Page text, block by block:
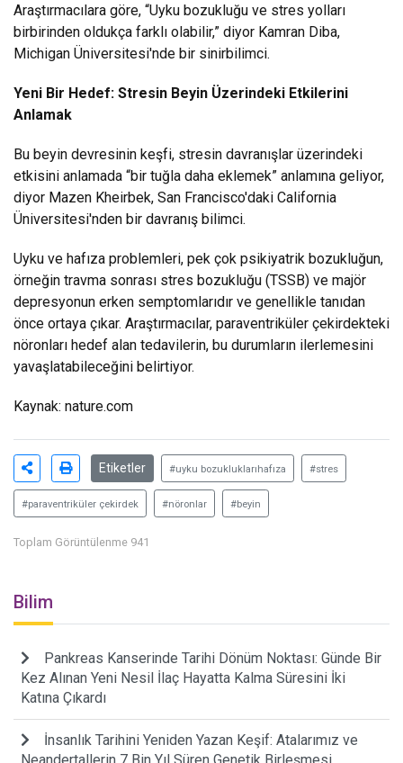
Araştırmacılara göre, “Uyku bozukluğu ve stres yolları
birbirinden oldukça farklı olabilir,” diyor Kamran Diba,
Michigan Üniversitesi'nde bir sinirbilimci.
Yeni Bir Hedef: Stresin Beyin Üzerindeki Etkilerini
Anlamak
Bu beyin devresinin keşfi, stresin davranışlar üzerindeki
etkisini anlamada “bir tuğla daha eklemek” anlamına geliyor,
diyor Mazen Kheirbek, San Francisco'daki California
Üniversitesi'nden bir davranış bilimci.
Uyku ve hafıza problemleri, pek çok psikiyatrik bozukluğun,
örneğin travma sonrası stres bozukluğu (TSSB) ve majör
depresyonun erken semptomlarıdır ve genellikle tanıdan
önce ortaya çıkar. Araştırmacılar, paraventriküler çekirdekteki
nöronları hedef alan tedavilerin, bu durumların ilerlemesini
yavaşlatabileceğini belirtiyor.
Kaynak: nature.com
Etiketler #uyku bozukluklarıhafıza #stres
#paraventriküler çekirdek #nöronlar #beyin
Toplam Görüntülenme 941
Bilim
Pankreas Kanserinde Tarihi Dönüm Noktası: Günde Bir
Kez Alınan Yeni Nesil İlaç Hayatta Kalma Süresini İki
Katına Çıkardı
İnsanlık Tarihini Yeniden Yazan Keşif: Atalarımız ve